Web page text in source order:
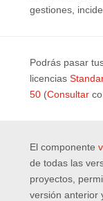
gestiones,
Podrás pasar
licencias
50 (Consultar
El componente
de todas las
proyectos,
versión anterior